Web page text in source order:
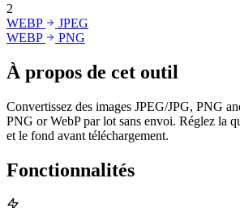
2
WEBP
JPEG
WEBP
PNG
À propos de cet outil
Convertissez des images JPEG/JPG, PNG
PNG or WebP par lot sans envoi. Réglez la
et le fond avant téléchargement.
Fonctionnalités